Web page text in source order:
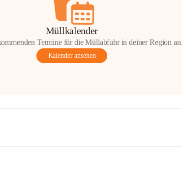
Müllkalender
Termine für die Müllabfuhr in deiner Region
Kalender ansehen